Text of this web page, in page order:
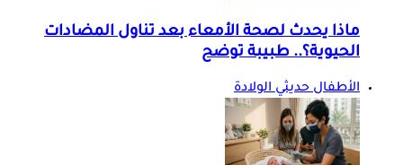
ماذا يحدث لصحة الأمعاء بعد تناول المضادات
الحيوية؟.. طبيبة توضح
الأطفال حديثي الولادة